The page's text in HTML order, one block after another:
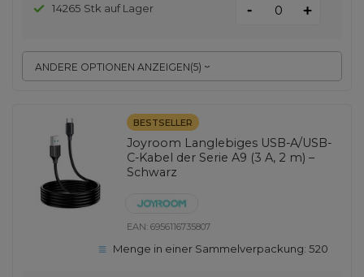
ANDERE OPTIONEN ANZEIGEN(5)
14265 Stk auf Lager - +
BESTSELLER
Joyroom Langlebiges USB-A/USB-
C-Kabel der Serie A9 (3 A, 2 m) –
Schwarz
EAN:6956116735807
Menge in einer Sammelverpackung:520